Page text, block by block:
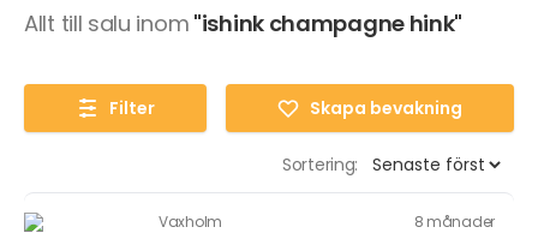
Allt till salu inom "ishink champagne hink"
Filter Skapa bevakning
Sortering:
Vaxholm 8 månader